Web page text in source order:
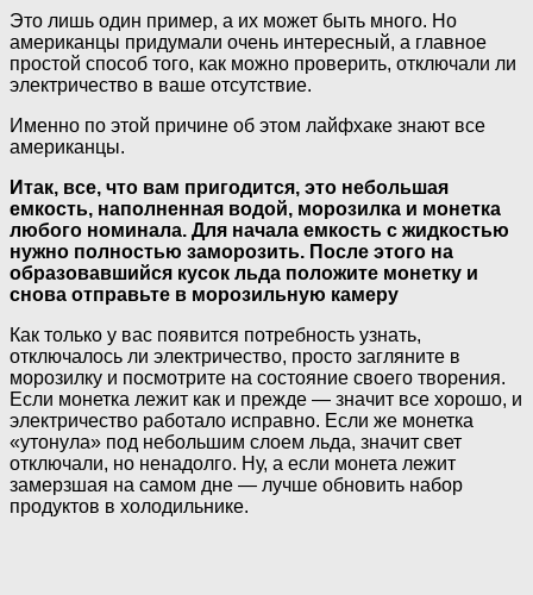
Это лишь один пример, а их может быть много. Но
американцы придумали очень интересный, а главное
простой способ того, как можно проверить, отключали ли
электричество в ваше отсутствие.
Именно по этой причине об этом лайфхаке знают все
американцы.
Итак, все, что вам пригодится, это небольшая
емкость, наполненная водой, морозилка и монетка
любого номинала. Для начала емкость с жидкостью
нужно полностью заморозить. После этого на
образовавшийся кусок льда положите монетку и
снова отправьте в морозильную камеру
Как только у вас появится потребность узнать,
отключалось ли электричество, просто загляните в
морозилку и посмотрите на состояние своего творения.
Если монетка лежит как и прежде — значит все хорошо, и
электричество работало исправно. Если же монетка
«утонула» под небольшим слоем льда, значит свет
отключали, но ненадолго. Ну, а если монета лежит
замерзшая на самом дне — лучше обновить набор
продуктов в холодильнике.